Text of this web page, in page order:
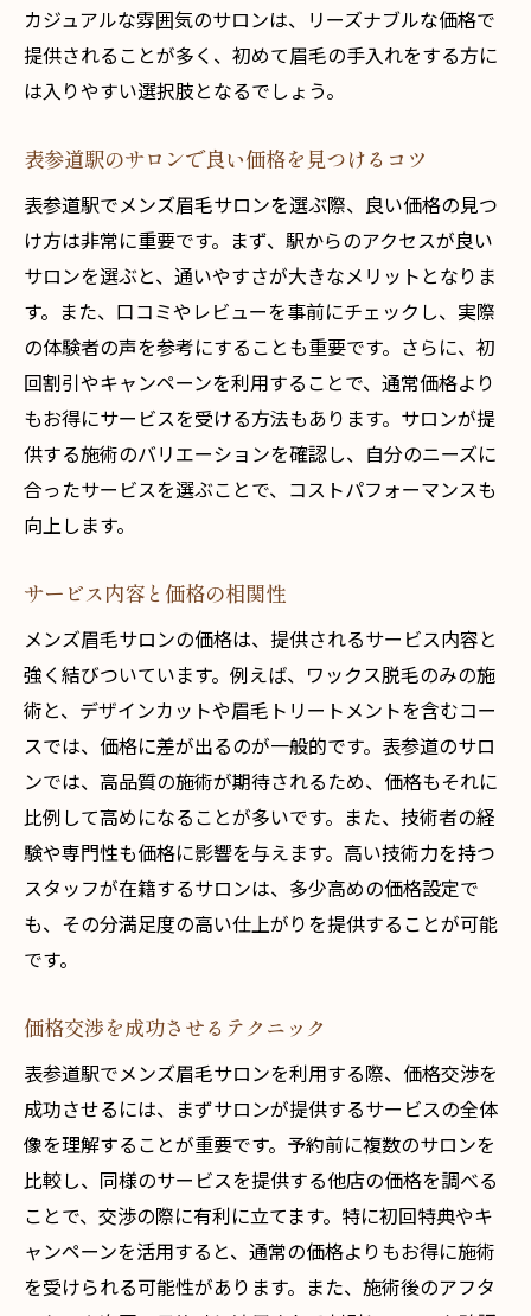
カジュアルな雰囲気のサロンは、リーズナブルな価格で
提供されることが多く、初めて眉毛の手入れをする方に
は入りやすい選択肢となるでしょう。
表参道駅のサロンで良い価格を見つけるコツ
表参道駅でメンズ眉毛サロンを選ぶ際、良い価格の見つ
け方は非常に重要です。まず、駅からのアクセスが良い
サロンを選ぶと、通いやすさが大きなメリットとなりま
す。また、口コミやレビューを事前にチェックし、実際
の体験者の声を参考にすることも重要です。さらに、初
回割引やキャンペーンを利用することで、通常価格より
もお得にサービスを受ける方法もあります。サロンが提
供する施術のバリエーションを確認し、自分のニーズに
合ったサービスを選ぶことで、コストパフォーマンスも
向上します。
サービス内容と価格の相関性
メンズ眉毛サロンの価格は、提供されるサービス内容と
強く結びついています。例えば、ワックス脱毛のみの施
術と、デザインカットや眉毛トリートメントを含むコー
スでは、価格に差が出るのが一般的です。表参道のサロ
ンでは、高品質の施術が期待されるため、価格もそれに
比例して高めになることが多いです。また、技術者の経
験や専門性も価格に影響を与えます。高い技術力を持つ
スタッフが在籍するサロンは、多少高めの価格設定で
も、その分満足度の高い仕上がりを提供することが可能
です。
価格交渉を成功させるテクニック
表参道駅でメンズ眉毛サロンを利用する際、価格交渉を
成功させるには、まずサロンが提供するサービスの全体
像を理解することが重要です。予約前に複数のサロンを
比較し、同様のサービスを提供する他店の価格を調べる
ことで、交渉の際に有利に立てます。特に初回特典やキ
ャンペーンを活用すると、通常の価格よりもお得に施術
を受けられる可能性があります。また、施術後のアフタ